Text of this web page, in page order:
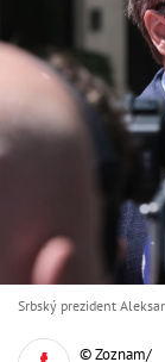
Srbský prezident
© Zoznam/